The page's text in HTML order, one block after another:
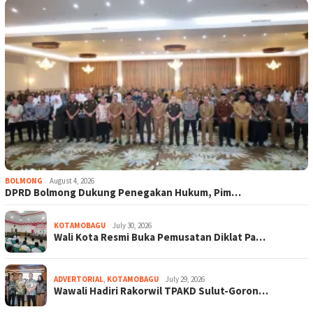
BOLMONG August 4, 2026
DPRD Bolmong Dukung Penegakan Hukum, Pim…
KOTAMOBAGU July 30, 2026
Wali Kota Resmi Buka Pemusatan Diklat Pa…
ADVERTORIAL, KOTAMOBAGU July 29, 2026
Wawali Hadiri Rakorwil TPAKD Sulut-Goron…